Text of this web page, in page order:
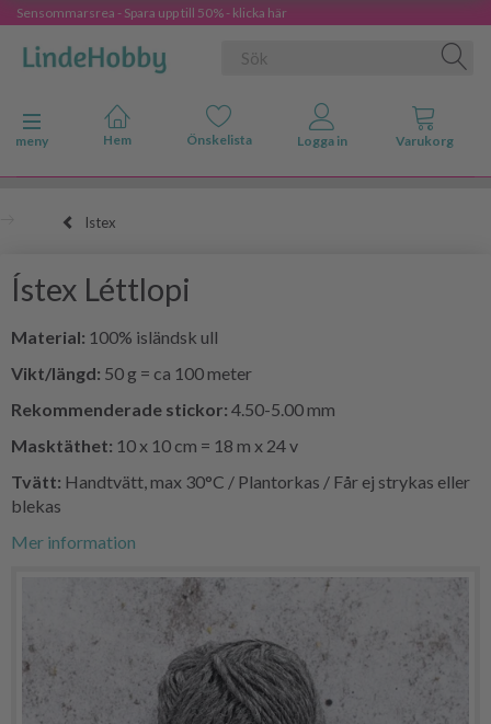
Sensommarsrea - Spara upp till 50% - klicka här
Ändra navigering
meny
Istex
Ístex Léttlopi
Material: 100% isländsk ull
Vikt/längd: 50 g = ca 100 meter
Rekommenderade stickor: 4.50-5.00 mm
Masktäthet: 10 x 10 cm = 18 m x 24 v
Tvätt: Handtvätt, max 30°C / Plantorkas / Får ej strykas eller
blekas
Mer information